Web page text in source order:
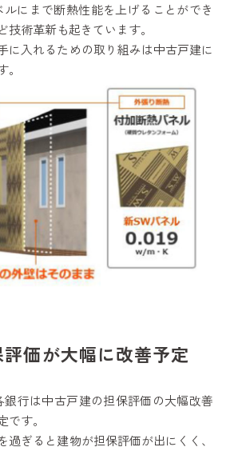
ルにまで断熱性能を上げることができ
技術革新も起きています。
に入れるための取り組みは中古戸建に
価が大幅に改善予定
銀行は中古戸建の担保評価の大幅改善
です。
過ぎると建物が担保評価が出にくく、